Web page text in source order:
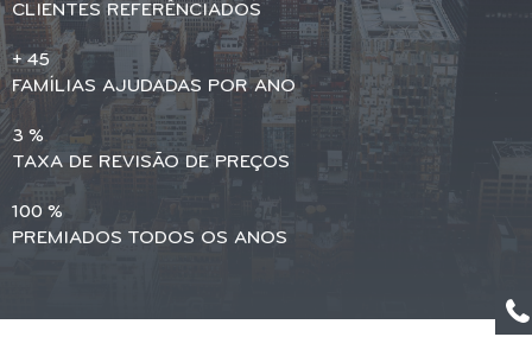
CLIENTES REFERÊNCIADOS
+ 45
FAMÍLIAS AJUDADAS POR ANO
3 %
TAXA DE REVISÃO DE PREÇOS
100 %
PREMIADOS TODOS OS ANOS